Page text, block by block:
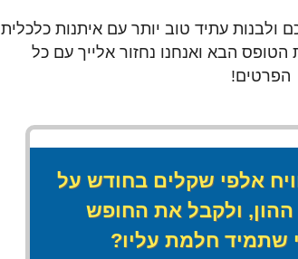
עתיד טוב יותר עם איתנות כלכלית
הבא ואנחנו נחזור אלייך עם כל
הפרטים!
אלפי שקלים בחודש על
ולקבל את החופש
שתמיד חלמת עליו?